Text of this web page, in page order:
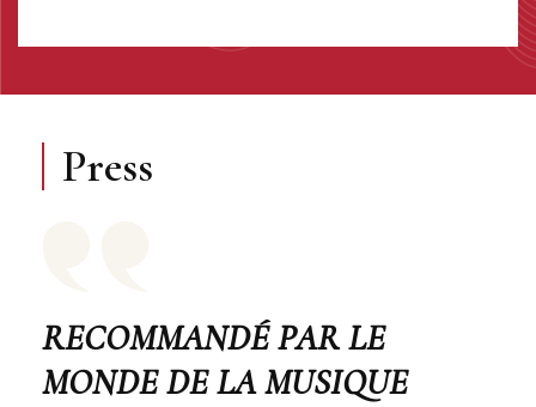
Press
RECOMMANDÉ PAR LE
MONDE DE LA MUSIQUE